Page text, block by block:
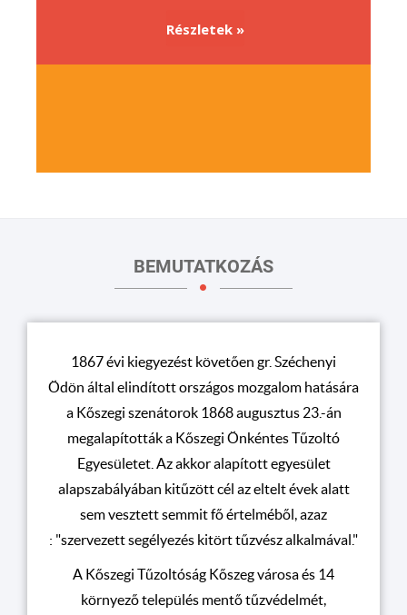
Részletek »
BEMUTATKOZÁS
1867 évi kiegyezést követően gr. Széchenyi
Ödön által elindított országos mozgalom hatására
a Kőszegi szenátorok 1868 augusztus 23.-án
megalapították a Kőszegi Önkéntes Tűzoltó
Egyesületet. Az akkor alapított egyesület
alapszabályában kitűzött cél az eltelt évek alatt
sem vesztett semmit fő értelméből, azaz
: "szervezett segélyezés kitört tűzvész alkalmával."
A Kőszegi Tűzoltóság Kőszeg városa és 14
környező település mentő tűzvédelmét,